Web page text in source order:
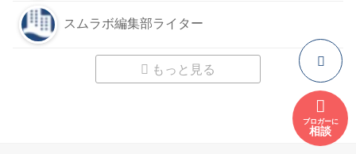
スムラボ編集部ライター
もっと見る
ブロガーに
相談